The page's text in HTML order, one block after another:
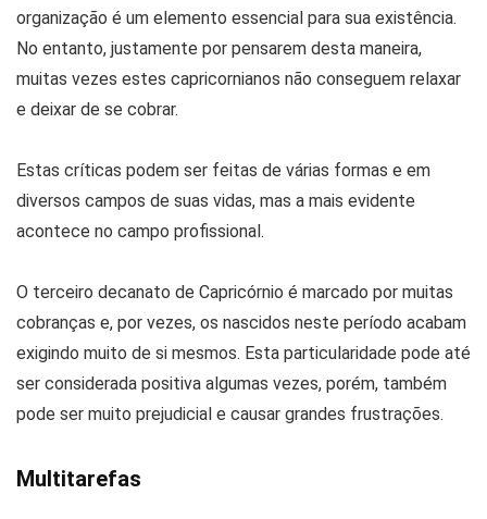
organização é um elemento essencial para sua existência.
No entanto, justamente por pensarem desta maneira,
muitas vezes estes capricornianos não conseguem relaxar
e deixar de se cobrar.
Estas críticas podem ser feitas de várias formas e em
diversos campos de suas vidas, mas a mais evidente
acontece no campo profissional.
O terceiro decanato de Capricórnio é marcado por muitas
cobranças e, por vezes, os nascidos neste período acabam
exigindo muito de si mesmos. Esta particularidade pode até
ser considerada positiva algumas vezes, porém, também
pode ser muito prejudicial e causar grandes frustrações.
Multitarefas